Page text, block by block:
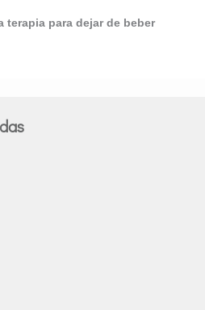
terapia para dejar de beber